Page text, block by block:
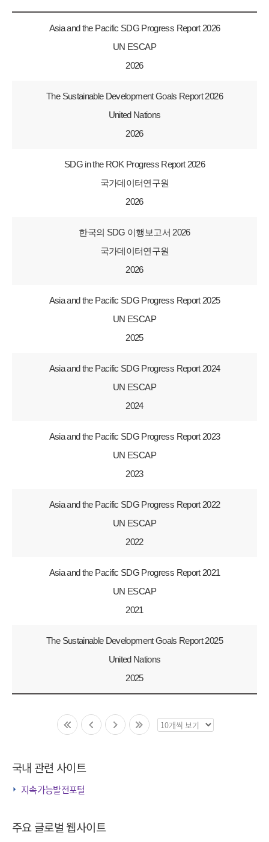
Asia and the Pacific SDG Progress Report 2026
UN ESCAP
2026
The Sustainable Development Goals Report 2026
United Nations
2026
SDG in the ROK Progress Report 2026
국가데이터연구원
2026
한국의 SDG 이행보고서 2026
국가데이터연구원
2026
Asia and the Pacific SDG Progress Report 2025
UN ESCAP
2025
Asia and the Pacific SDG Progress Report 2024
UN ESCAP
2024
Asia and the Pacific SDG Progress Report 2023
UN ESCAP
2023
Asia and the Pacific SDG Progress Report 2022
UN ESCAP
2022
Asia and the Pacific SDG Progress Report 2021
UN ESCAP
2021
The Sustainable Development Goals Report 2025
United Nations
2025
페
국내 관련 사이트
지속가능발전포털
주요 글로벌 웹사이트